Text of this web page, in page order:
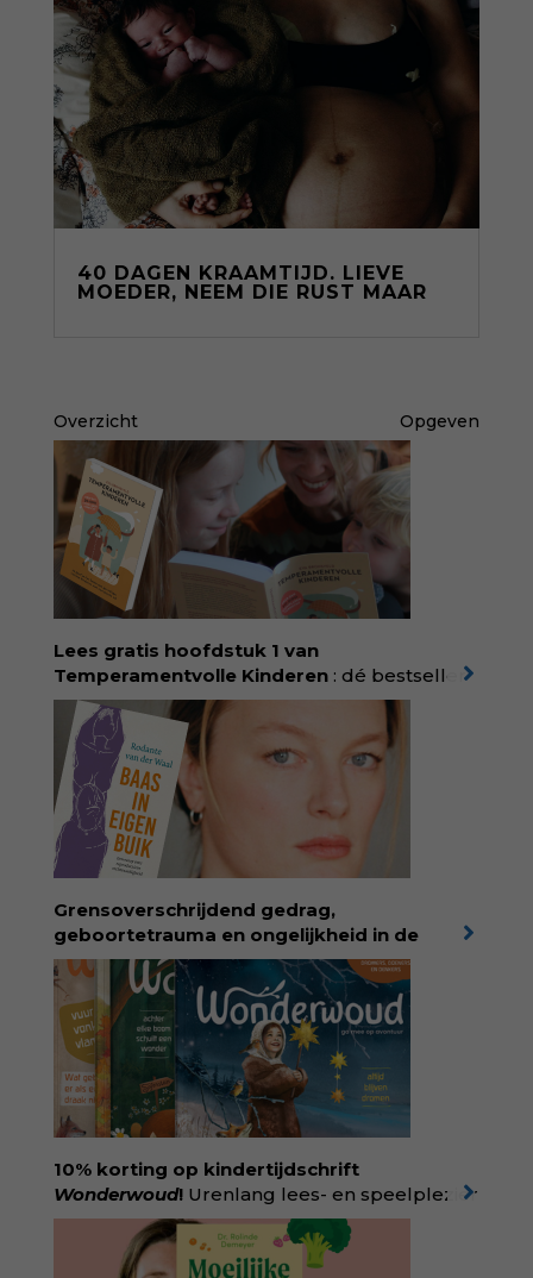
40 DAGEN KRAAMTIJD. LIEVE
MOEDER, NEEM DIE RUST MAAR
Overzicht Opgeven
Lees gratis hoofdstuk 1 van
Temperamentvolle Kinderen : dé bestseller
van pedagoog Eva Bronsveld. In het boek
Temperamentvolle kinderen vind je 25 jaar
aan kennis en ervaring. Met ruim 50.000
verkochte exemplaren met recht een
bestseller, waarmee Eva veel gezinnen heeft
kunnen helpen. Ze schrijft met een
liefdevolle kijk op kinderen en veel begrip
voor ouders. Download het hoofdstuk gratis
via:
evabronsveld.plugandpay.nl/r?
id=ZcYxEBJH
Grensoverschrijdend gedrag,
geboortetrauma en ongelijkheid in de
geboortezorg:in Baas in eigen buik verbindt
filosoof en vroedvrouw Rodante van der Waal
persoonlijke ervaringen aan structureel
onrecht en introduceert ze reproductieve
rechtvaardigheid als een collectieve, radicale
praktijk van zorg. Voor iedereen die wil
begrijpen wat er speelt rond vruchtbaarheid
en geboorte. Koop het boek via
singeluitgeverijen.nl/nijgh-van-
ditmar/boek/baas-in-eigen-buik
10% korting op kindertijdschrift
Wonderwoud! Urenlang lees- en speelplezier
voor dromers, doeners en denkers.
Wonderwoud is het ambachtelijk gemaakte
antwoord op alle snelle gooimaarweg-